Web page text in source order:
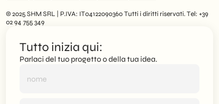
© 2025 SHM SRL | P.IVA: IT04122090360 Tutti i diritti riservati. Tel: +39
02 94 755 349
Tutto inizia qui:
Parlaci del tuo progetto o della tua idea.